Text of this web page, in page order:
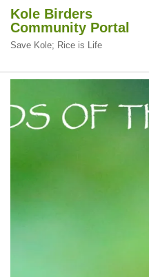
Kole Birders
Community Portal
Save Kole; Rice is Life
CIRCULAR
CIRCULAR